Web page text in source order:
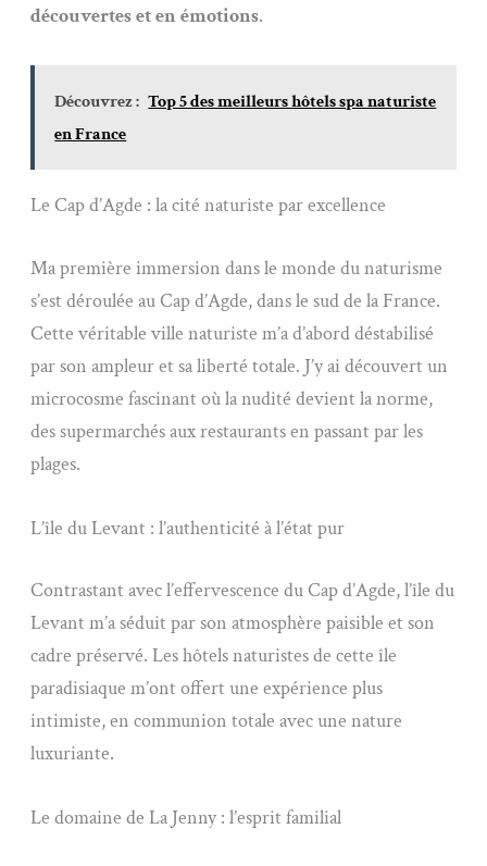
découvertes et en émotions.
Découvrez : Top 5 des meilleurs hôtels spa naturiste
en France
Le Cap d’Agde : la cité naturiste par excellence
Ma première immersion dans le monde du naturisme
s’est déroulée au Cap d’Agde, dans le sud de la France.
Cette véritable ville naturiste m’a d’abord déstabilisé
par son ampleur et sa liberté totale. J’y ai découvert un
microcosme fascinant où la nudité devient la norme,
des supermarchés aux restaurants en passant par les
plages.
L’île du Levant : l’authenticité à l’état pur
Contrastant avec l’effervescence du Cap d’Agde, l’île du
Levant m’a séduit par son atmosphère paisible et son
cadre préservé. Les hôtels naturistes de cette île
paradisiaque m’ont offert une expérience plus
intimiste, en communion totale avec une nature
luxuriante.
Le domaine de La Jenny : l’esprit familial